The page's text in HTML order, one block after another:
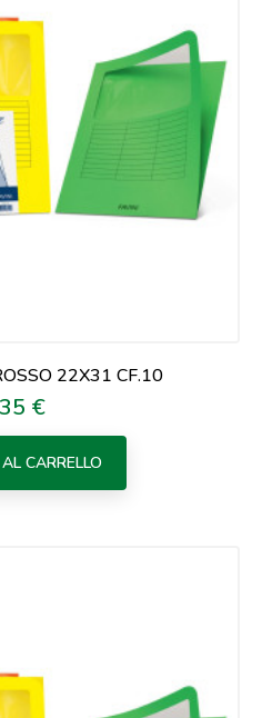
22X31 CF.10
€
CARRELLO